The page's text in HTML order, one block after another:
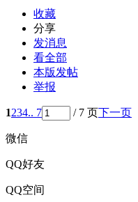
收藏
分享
发消息
看全部
本版发帖
举报
1234.. 7 / 7 页下一页
微信
QQ好友
QQ空间